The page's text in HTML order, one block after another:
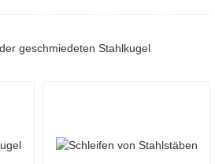
geschmiedeten Stahlkugel